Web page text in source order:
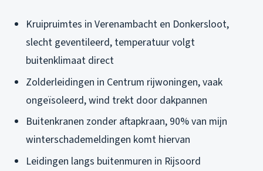
Kruipruimtes in Verenambacht en Donkersloot,
slecht geventileerd, temperatuur volgt
buitenklimaat direct
Zolderleidingen in Centrum rijwoningen, vaak
ongeïsoleerd, wind trekt door dakpannen
Buitenkranen zonder aftapkraan, 90% van mijn
winterschademeldingen komt hiervan
Leidingen langs buitenmuren in Rijsoord